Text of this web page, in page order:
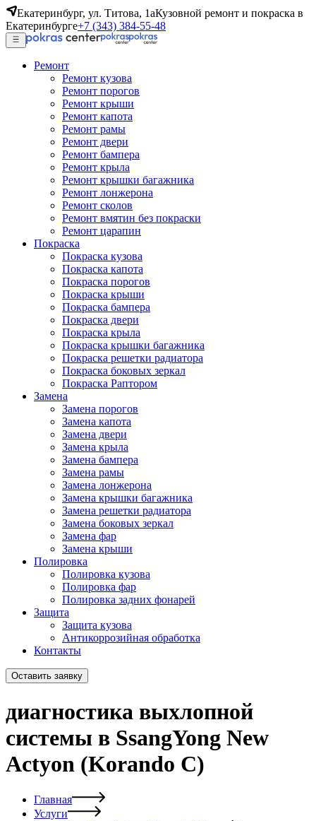
Екатеринбург, ул. Титова, 1аКузовной ремонт и покраска в
Екатеринбурге+7 (343) 384-55-48
Ремонт
Ремонт кузова
Ремонт порогов
Ремонт крыши
Ремонт капота
Ремонт рамы
Ремонт двери
Ремонт бампера
Ремонт крыла
Ремонт крышки багажника
Ремонт лонжерона
Ремонт сколов
Ремонт вмятин без покраски
Ремонт царапин
Покраска
Покраска кузова
Покраска капота
Покраска порогов
Покраска крыши
Покраска бампера
Покраска двери
Покраска крыла
Покраска крышки багажника
Покраска решетки радиатора
Покраска боковых зеркал
Покраска Раптором
Замена
Замена порогов
Замена капота
Замена двери
Замена крыла
Замена бампера
Замена рамы
Замена лонжерона
Замена крышки багажника
Замена решетки радиатора
Замена боковых зеркал
Замена фар
Замена крыши
Полировка
Полировка кузова
Полировка фар
Полировка задних фонарей
Защита
Защита кузова
Антикоррозийная обработка
Контакты
Оставить заявку
диагностика выхлопной
системы в SsangYong New
Actyon (Korando C)
Главная
Услуги